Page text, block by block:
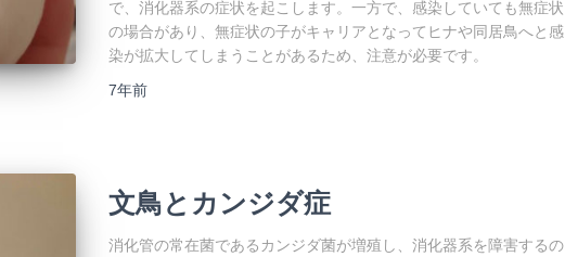
で、消化器系の症状を起こします。一方で、感染していても無症状
の場合があり、無症状の子がキャリアとなってヒナや同居鳥へと感
染が拡大してしまうことがあるため、注意が必要です。
7年前
文鳥とカンジダ症
消化管の常在菌であるカンジダ菌が増殖し、消化器系を障害するの